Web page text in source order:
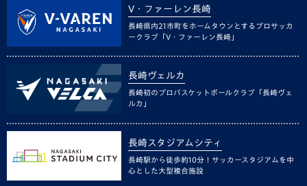
V・ファーレン長崎
長崎県内21市町をホームタウンとするプロサッカ
ークラブ「V・ファーレン長崎」
長崎ヴェルカ
長崎初のプロバスケットボールクラブ「長崎ヴェ
ルカ」
長崎スタジアムシティ
長崎駅から徒歩約10分！サッカースタジアムを中
心とした大型複合施設